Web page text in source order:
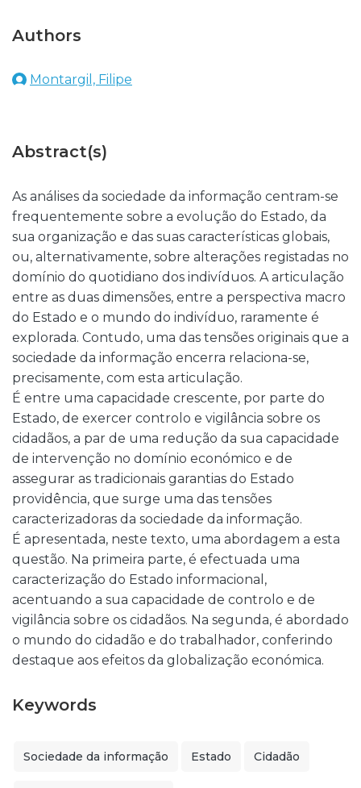
Authors
Montargil, Filipe
Abstract(s)
As análises da sociedade da informação centram-se
frequentemente sobre a evolução do Estado, da
sua organização e das suas características globais,
ou, alternativamente, sobre alterações registadas no
domínio do quotidiano dos indivíduos. A articulação
entre as duas dimensões, entre a perspectiva macro
do Estado e o mundo do indivíduo, raramente é
explorada. Contudo, uma das tensões originais que a
sociedade da informação encerra relaciona-se,
precisamente, com esta articulação.
É entre uma capacidade crescente, por parte do
Estado, de exercer controlo e vigilância sobre os
cidadãos, a par de uma redução da sua capacidade
de intervenção no domínio económico e de
assegurar as tradicionais garantias do Estado
providência, que surge uma das tensões
caracterizadoras da sociedade da informação.
É apresentada, neste texto, uma abordagem a esta
questão. Na primeira parte, é efectuada uma
caracterização do Estado informacional,
acentuando a sua capacidade de controlo e de
vigilância sobre os cidadãos. Na segunda, é abordado
o mundo do cidadão e do trabalhador, conferindo
destaque aos efeitos da globalização económica.
Keywords
Sociedade da informação Estado Cidadão